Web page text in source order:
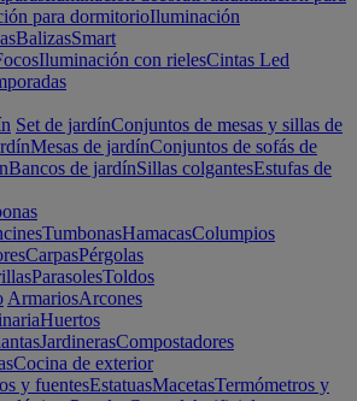
para dormitorioIluminación
BalizasSmart
Iluminación con rielesCintas Led
Set de jardínConjuntos de mesas y sillas de
Mesas de jardínConjuntos de sofás de
Bancos de jardínSillas colgantesEstufas de
TumbonasHamacasColumpios
CarpasPérgolas
ParasolesToldos
ArmariosArcones
Huertos
JardinerasCompostadores
Cocina de exterior
y fuentesEstatuasMacetasTermómetros y